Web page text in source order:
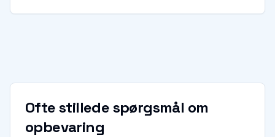
Ofte stillede spørgsmål om
opbevaring